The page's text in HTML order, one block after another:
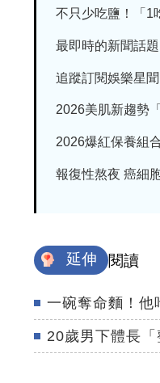
不只少吃鹽！「1
最即時的新聞話
追蹤訂閱娛樂星
2026美肌新趨勢
2026爆紅保養組
報復性熬夜 癌細
延伸 閱讀
一碗奪命麵！
20歲男下體長